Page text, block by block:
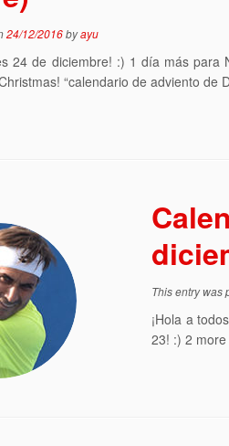
24/12/2016byayu
24 de diciembre! :) 1 día más para
“calendario de adviento de
This entry was
¡Hola a
23! :) 2